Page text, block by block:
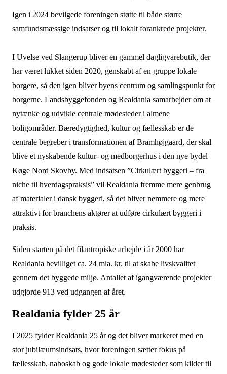
Igen i 2024 bevilgede foreningen støtte til både større
samfundsmæssige indsatser og til lokalt forankrede projekter.
I Uvelse ved Slangerup bliver en gammel dagligvarebutik, der
har været lukket siden 2020, genskabt af en gruppe lokale
borgere, så den igen bliver byens centrum og samlingspunkt for
borgerne. Landsbyggefonden og Realdania samarbejder om at
nytænke og udvikle centrale mødesteder i almene
boligområder. Bæredygtighed, kultur og fællesskab er de
centrale begreber i transformationen af Bramhøjgaard, der skal
blive et nyskabende kultur- og medborgerhus i den nye bydel
Køge Nord Skovby. Med indsatsen ”Cirkulært byggeri – fra
niche til hverdagspraksis” vil Realdania fremme mere genbrug
af materialer i dansk byggeri, så det bliver nemmere og mere
attraktivt for branchens aktører at udføre cirkulært byggeri i
praksis.
Siden starten på det filantropiske arbejde i år 2000 har
Realdania bevilliget ca. 24 mia. kr. til at skabe livskvalitet
gennem det byggede miljø. Antallet af igangværende projekter
udgjorde 913 ved udgangen af året.
Realdania fylder 25 år
I 2025 fylder Realdania 25 år og det bliver markeret med en
stor jubilæumsindsats, hvor foreningen sætter fokus på
fællesskab, naboskab og gode lokale mødesteder som kilder til